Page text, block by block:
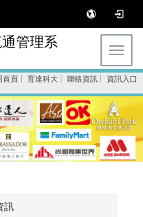
管理系
首頁 育達科大 聯絡資訊 資訊入口
訊